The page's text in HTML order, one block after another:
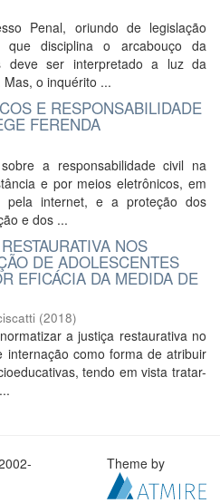
Penal, oriundo de legislação
que disciplina o arcabouço da
deve ser interpretado a luz da
o inquérito ...
E RESPONSABILIDADE
FERENDA
a responsabilidade civil na
e por meios eletrônicos, em
pela internet, e a proteção dos
e dos ...
NOS
DE ADOLESCENTES
EFICÁCIA DA MEDIDA DE
(2018)
a justiça restaurativa no
internação como forma de atribuir
tendo em vista tratar-
Theme by